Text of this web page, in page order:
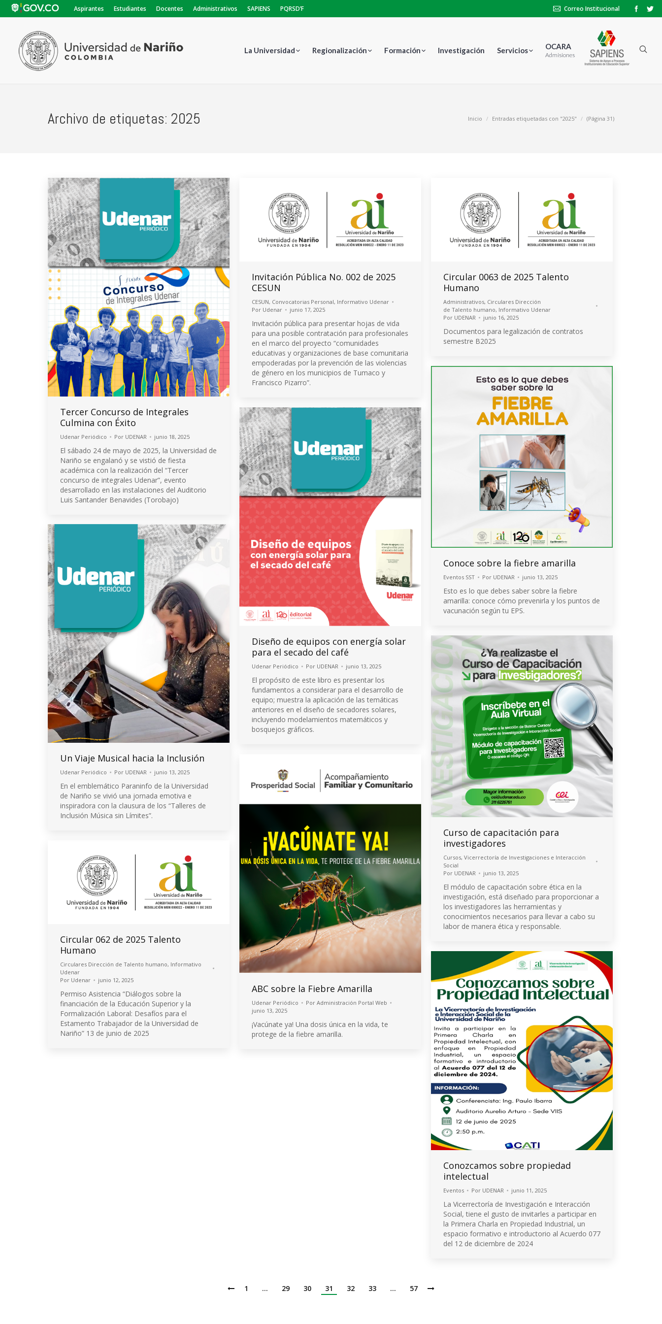
Aspirantes Estudiantes Docentes Administrativos SAPIENS PQRSD’F Correo Institucional
La Universidad Regionalización Formación Investigación Servicios OCARA
Admisiones
Archivo de etiquetas: 2025 Inicio Entradas etiquetadas con "2025" (Página 31)
Tercer Concurso de Integrales
Culmina con Éxito
Udenar Periódico Por UDENAR junio 18, 2025
El sábado 24 de mayo de 2025, la Universidad de
Nariño se engalanó y se vistió de fiesta
académica con la realización del “Tercer
concurso de integrales Udenar”, evento
desarrollado en las instalaciones del Auditorio
Luis Santander Benavides (Torobajo)
Invitación Pública No. 002 de 2025
CESUN
CESUN, Convocatorias Personal, Informativo Udenar
Por Udenar junio 17, 2025
Invitación pública para presentar hojas de vida
para una posible contratación para profesionales
en el marco del proyecto “comunidades
educativas y organizaciones de base comunitaria
empoderadas por la prevención de las violencias
de género en los municipios de Tumaco y
Francisco Pizarro”.
Circular 0063 de 2025 Talento
Humano
Administrativos, Circulares Dirección
de Talento humano, Informativo Udenar
Por UDENAR junio 16, 2025
Documentos para legalización de contratos
semestre B2025
Conoce sobre la fiebre amarilla
Eventos SST Por UDENAR junio 13, 2025
Esto es lo que debes saber sobre la fiebre
amarilla: conoce cómo prevenirla y los puntos de
vacunación según tu EPS.
Diseño de equipos con energía solar
para el secado del café
Udenar Periódico Por UDENAR junio 13, 2025
El propósito de este libro es presentar los
fundamentos a considerar para el desarrollo de
equipo; muestra la aplicación de las temáticas
anteriores en el diseño de secadores solares,
incluyendo modelamientos matemáticos y
bosquejos gráficos.
Un Viaje Musical hacia la Inclusión
Udenar Periódico Por UDENAR junio 13, 2025
En el emblemático Paraninfo de la Universidad
de Nariño se vivió una jornada emotiva e
inspiradora con la clausura de los “Talleres de
Inclusión Música sin Límites”.
Curso de capacitación para
investigadores
Cursos, Vicerrectoría de Investigaciones e Interacción
Social
Por UDENAR junio 13, 2025
El módulo de capacitación sobre ética en la
investigación, está diseñado para proporcionar a
los investigadores las herramientas y
conocimientos necesarios para llevar a cabo su
labor de manera ética y responsable.
ABC sobre la Fiebre Amarilla
Udenar Periódico Por Administración Portal Web
junio 13, 2025
¡Vacúnate ya! Una dosis única en la vida, te
protege de la fiebre amarilla.
Circular 062 de 2025 Talento
Humano
Circulares Dirección de Talento humano, Informativo
Udenar
Por Udenar junio 12, 2025
Permiso Asistencia “Diálogos sobre la
financiación de la Educación Superior y la
Formalización Laboral: Desafíos para el
Estamento Trabajador de la Universidad de
Nariño” 13 de junio de 2025
Conozcamos sobre propiedad
intelectual
Eventos Por UDENAR junio 11, 2025
La Vicerrectoría de Investigación e Interacción
Social, tiene el gusto de invitarles a participar en
la Primera Charla en Propiedad Industrial, un
espacio formativo e introductorio al Acuerdo 077
del 12 de diciembre de 2024
1 … 29 30 31 32 33 … 57